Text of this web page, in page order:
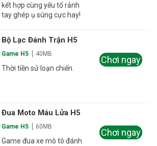
kết hợp cùng yếu tố rảnh
tay ghép ụ súng cực hay!
Bộ Lạc Đánh Trận H5
Game H5 40MB
Thời tiền sử loạn chiến.
Chơi ngay
Đua Moto Máu Lửa H5
Game H5 60MB
Game đua xe mô tô đánh
Chơi ngay